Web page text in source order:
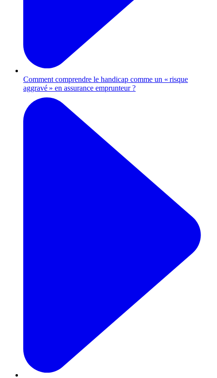
Comment comprendre le handicap comme un « risque
aggravé » en assurance emprunteur ?